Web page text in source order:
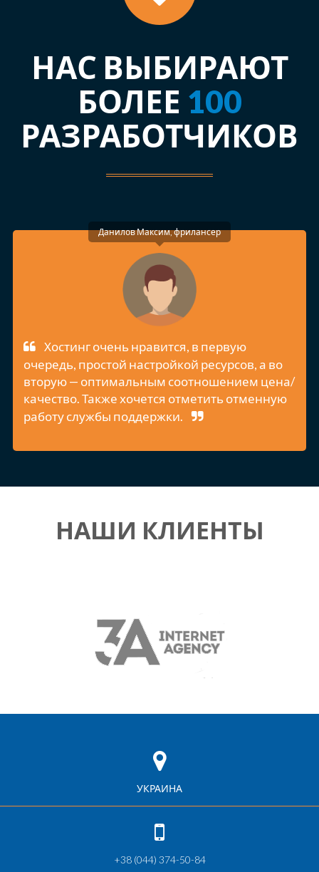
НАС ВЫБИРАЮТ
БОЛЕЕ 100
РАЗРАБОТЧИКОВ
Данилов Максим, фрилансер
Хостинг очень нравится, в первую
очередь, простой настройкой ресурсов, а во
вторую — оптимальным соотношением цена/
качество. Также хочется отметить отменную
работу службы поддержки.
НАШИ КЛИЕНТЫ
УКРАИНА
+38 (044) 374-50-84